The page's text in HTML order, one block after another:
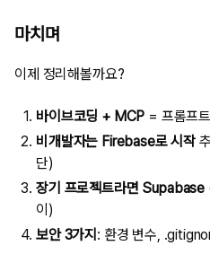
마치며
이제 정리해볼까요?
바이브코딩 + MCP = 프롬프
비개발자는 Firebase로 시작
단)
장기 프로젝트라면
이)
보안 3가지 : 환경 변수,